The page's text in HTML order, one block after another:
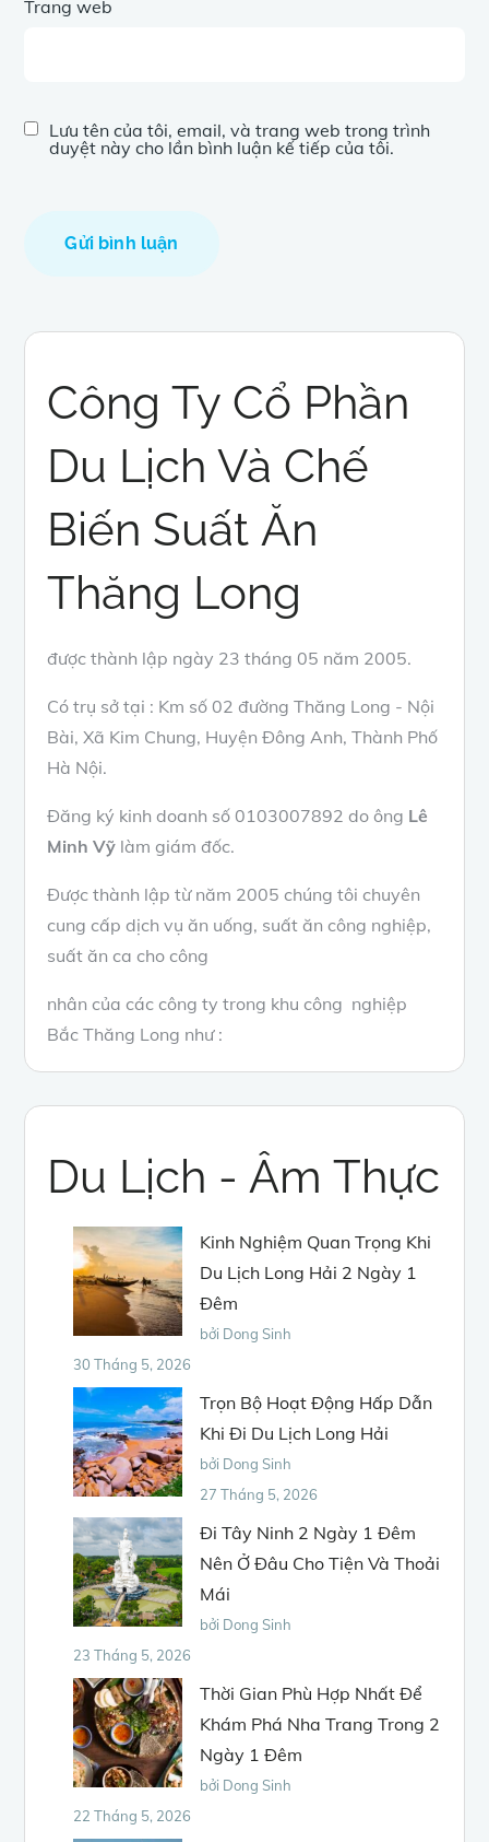
Trang web
Lưu tên của tôi, email, và trang web trong trình
duyệt này cho lần bình luận kế tiếp của tôi.
Công Ty Cổ Phần
Du Lịch Và Chế
Biến Suất Ăn
Thăng Long
được thành lập ngày 23 tháng 05 năm 2005.
Có trụ sở tại : Km số 02 đường Thăng Long - Nội
Bài, Xã Kim Chung, Huyện Đông Anh, Thành Phố
Hà Nội.
Đăng ký kinh doanh số 0103007892 do ông Lê
Minh Vỹ làm giám đốc.
Được thành lập từ năm 2005 chúng tôi chuyên
cung cấp dịch vụ ăn uống, suất ăn công nghiệp,
suất ăn ca cho công
nhân của các công ty trong khu công nghiệp
Bắc Thăng Long như :
Du Lịch - Âm Thực
Kinh Nghiệm Quan Trọng Khi
Du Lịch Long Hải 2 Ngày 1
Đêm
bởi Dong Sinh
30 Tháng 5, 2026
Trọn Bộ Hoạt Động Hấp Dẫn
Khi Đi Du Lịch Long Hải
bởi Dong Sinh
27 Tháng 5, 2026
Đi Tây Ninh 2 Ngày 1 Đêm
Nên Ở Đâu Cho Tiện Và Thoải
Mái
bởi Dong Sinh
23 Tháng 5, 2026
Thời Gian Phù Hợp Nhất Để
Khám Phá Nha Trang Trong 2
Ngày 1 Đêm
bởi Dong Sinh
22 Tháng 5, 2026